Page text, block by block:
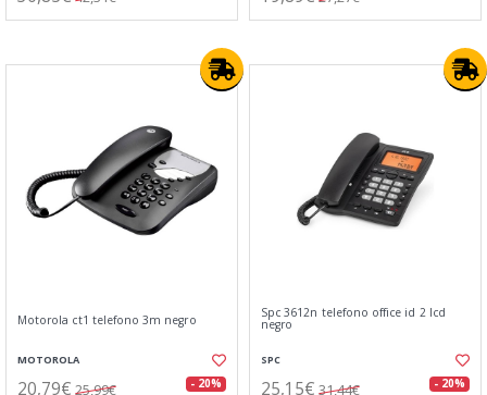
Motorola ct1 telefono 3m negro
MOTOROLA
20,79€ 25,99€ - 20%
Spc 3612n telefono office id 2 lcd
negro
SPC
25,15€ 31,44€ - 20%